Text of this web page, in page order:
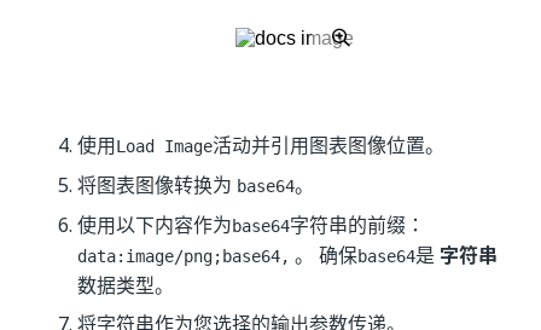
使用Load Image活动并引用图表图像位置。
将图表图像转换为 base64。
使用以下内容作为base64字符串的前缀：
data:image/png;base64, 。 确保base64是 字符串
数据类型。
将字符串作为您选择的输出参数传递。